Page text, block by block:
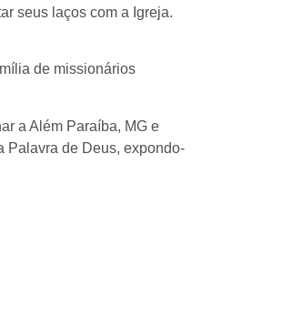
seus laços com a Igreja.
de missionários
a Além Paraíba, MG e
Palavra de Deus, expondo-